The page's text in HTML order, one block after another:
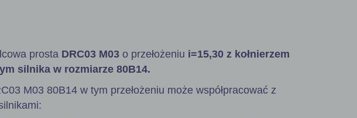
prosta DRC03 M03o przełożeniu i=15,30 z kołnierzem
silnika w rozmiarze 80B14.
M03 80B14 w tym przełożeniu może współpracować z